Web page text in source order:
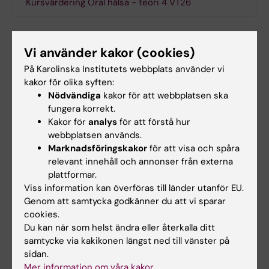
Kursvärdering Oral hälsa - teori 4 VT26
Kursanalys
Kontaktuppgifter
Sebastian Malmqvist
Kursansvarig
Telefon:
+46852484398
E-post:
sebastian.malmqvist@ki.se
Suzanne Katarina Almborg
Vi använder kakor (cookies)
På Karolinska Institutets webbplats använder vi
kakor för olika syften:
Nödvändiga kakor för att webbplatsen ska
fungera korrekt.
Kakor för analys för att förstå hur
webbplatsen används.
Marknadsföringskakor för att visa och spåra
relevant innehåll och annonser från externa
plattformar.
Viss information kan överföras till länder utanför EU.
Genom att samtycka godkänner du att vi sparar
cookies.
Du kan när som helst ändra eller återkalla ditt
samtycke via kakikonen längst ned till vänster på
sidan.